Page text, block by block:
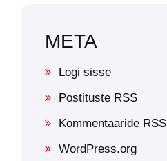
META
Logi sisse
Postituste RSS
Kommentaaride RSS
WordPress.org